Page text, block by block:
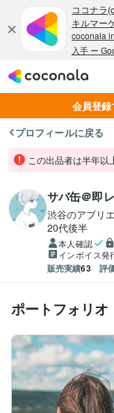
会員登録
プロフィールに戻る
この出品者は半年以
サバ缶＠即
渋谷のアプリ
20代後半
本人確認
インボイス発
販売実績63 評
ポートフォリオ